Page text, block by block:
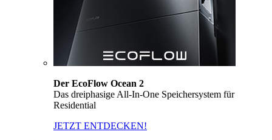
Der EcoFlow Ocean 2
Das dreiphasige All-In-One Speichersystem für
Residential
JETZT ENTDECKEN!